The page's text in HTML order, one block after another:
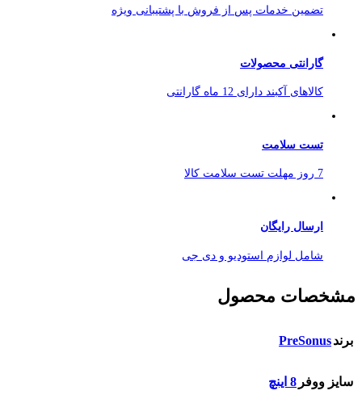
تضمین خدمات پس از فروش با پشتیبانی ویژه
گارانتی محصولات
کالاهای آکبند دارای 12 ماه گارانتی
تست سلامت
7 روز مهلت تست سلامت کالا
ارسال رایگان
شامل لوازم استودیو و دی جی
مشخصات محصول
برندPreSonus
سایز ووفر 8 اینچ